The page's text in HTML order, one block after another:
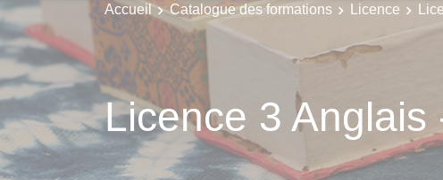
Accueil Catalogue des formations Licence
Licence 3